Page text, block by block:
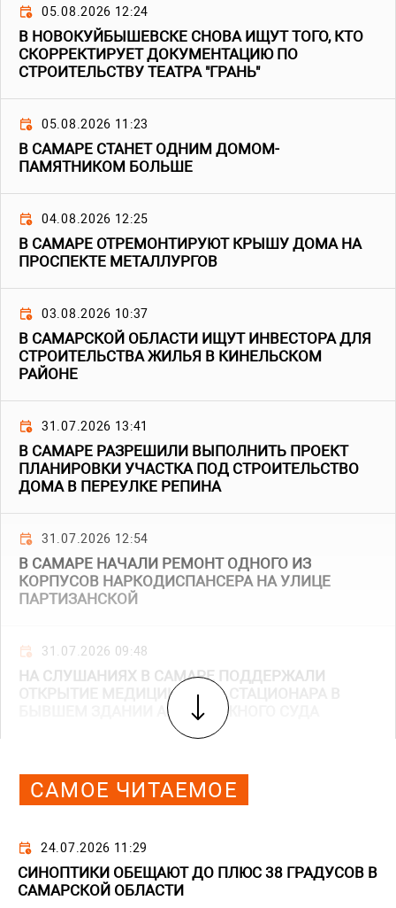
05.08.2026 12:24
В НОВОКУЙБЫШЕВСКЕ СНОВА ИЩУТ ТОГО, КТО
СКОРРЕКТИРУЕТ ДОКУМЕНТАЦИЮ ПО
СТРОИТЕЛЬСТВУ ТЕАТРА "ГРАНЬ"
05.08.2026 11:23
В САМАРЕ СТАНЕТ ОДНИМ ДОМОМ-
ПАМЯТНИКОМ БОЛЬШЕ
04.08.2026 12:25
В САМАРЕ ОТРЕМОНТИРУЮТ КРЫШУ ДОМА НА
ПРОСПЕКТЕ МЕТАЛЛУРГОВ
03.08.2026 10:37
В САМАРСКОЙ ОБЛАСТИ ИЩУТ ИНВЕСТОРА ДЛЯ
СТРОИТЕЛЬСТВА ЖИЛЬЯ В КИНЕЛЬСКОМ
РАЙОНЕ
31.07.2026 13:41
В САМАРЕ РАЗРЕШИЛИ ВЫПОЛНИТЬ ПРОЕКТ
ПЛАНИРОВКИ УЧАСТКА ПОД СТРОИТЕЛЬСТВО
ДОМА В ПЕРЕУЛКЕ РЕПИНА
31.07.2026 12:54
В САМАРЕ НАЧАЛИ РЕМОНТ ОДНОГО ИЗ
КОРПУСОВ НАРКОДИСПАНСЕРА НА УЛИЦЕ
ПАРТИЗАНСКОЙ
31.07.2026 09:48
НА СЛУШАНИЯХ В САМАРЕ ПОДДЕРЖАЛИ
ОТКРЫТИЕ МЕДИЦИНСКОГО СТАЦИОНАРА В
БЫВШЕМ ЗДАНИИ АРБИТРАЖНОГО СУДА
САМОЕ ЧИТАЕМОЕ
24.07.2026 11:29
СИНОПТИКИ ОБЕЩАЮТ ДО ПЛЮС 38 ГРАДУСОВ В
САМАРСКОЙ ОБЛАСТИ